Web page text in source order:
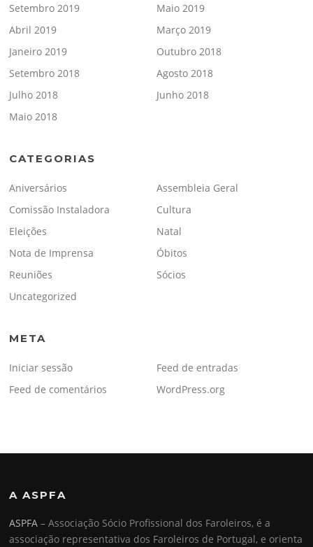
Setembro 2019
Maio 2019
Abril 2019
Março 2019
Janeiro 2019
Outubro 2018
Setembro 2018
Agosto 2018
Julho 2018
Junho 2018
Maio 2018
CATEGORIAS
Aniversários
Assembleia Geral
Comissão Instaladora
Cultura
Eleições
Natal
Nota de Imprensa
Óbitos
Reuniões
Sócios
Uncategorized
META
Iniciar sessão
Feed de entradas
Feed de comentários
WordPress.org
A ASPFA
ASPFA – Associação Sócio Profissional dos Faroleiros, é a
associação representativa dos Faroleiros de Portugal, e orienta